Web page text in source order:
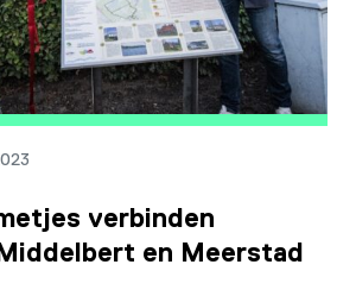
verbinden
en Meerstad